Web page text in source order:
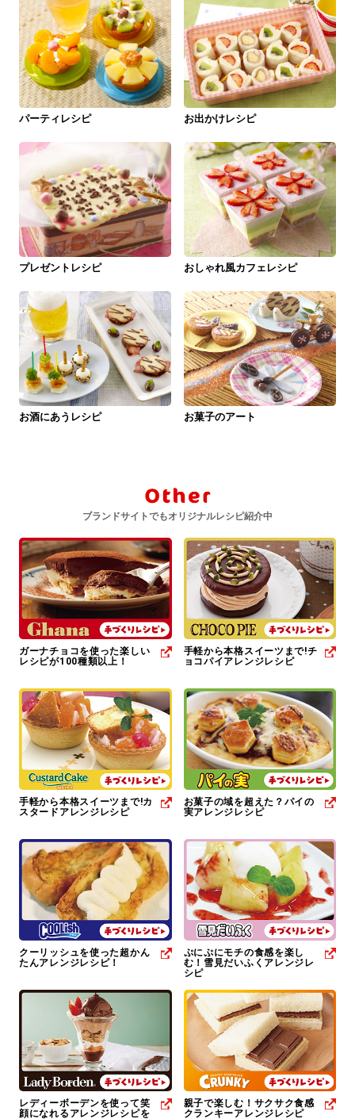
パーティレシピ お出かけレシピ
プレゼントレシピ おしゃれ風カフェレシピ
お酒にあうレシピ お菓子のアート
ブランドサイトでもオリジナルレシピ紹介中
ガーナチョコを使った楽しい
レシピが100種類以上！
手軽から本格スイーツまで!チ
ョコパイアレンジレシピ
手軽から本格スイーツまで!カ
スタードアレンジレシピ
お菓子の域を超えた？パイの
実アレンジレシピ
クーリッシュを使った超かん
たんアレンジレシピ！
ぷにぷにモチの食感を楽し
む！雪見だいふくアレンジレ
シピ
レディーボーデンを使って笑
顔になれるアレンジレシピを
親子で楽しむ！サクサク食感
クランキーアレンジレシピ